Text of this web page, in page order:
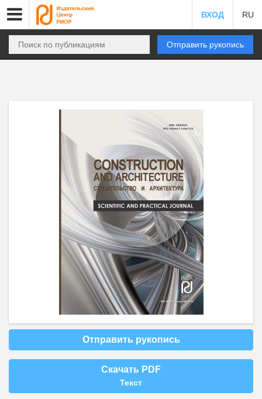
ВХОД RU
Отправить рукопись
Отправить рукопись
Скачать PDF
Текст